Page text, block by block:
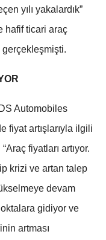
yılı yakalardık”
hafif ticari araç
gerçekleşmişti.
Automobiles
fiyat artışlarıyla ilgili
fiyatları artıyor.
krizi ve artan talep
devam
gidiyor ve
artması